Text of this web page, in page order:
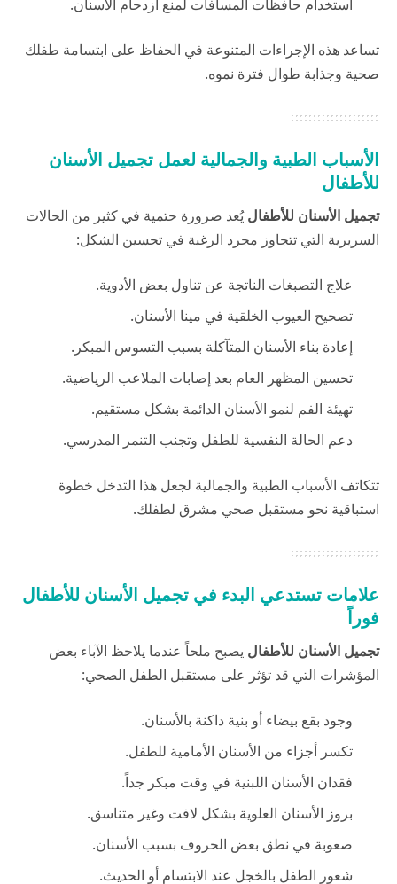
استخدام حافظات المسافات لمنع ازدحام الأسنان.
تساعد هذه الإجراءات المتنوعة في الحفاظ على ابتسامة طفلك
صحية وجذابة طوال فترة نموه.
الأسباب الطبية والجمالية لعمل تجميل الأسنان
للأطفال
تجميل الأسنان للأطفاليُعد ضرورة حتمية في كثير من الحالات
السريرية التي تتجاوز مجرد الرغبة في تحسين الشكل:
علاج التصبغات الناتجة عن تناول بعض الأدوية.
تصحيح العيوب الخلقية في مينا الأسنان.
إعادة بناء الأسنان المتآكلة بسبب التسوس المبكر.
تحسين المظهر العام بعد إصابات الملاعب الرياضية.
تهيئة الفم لنمو الأسنان الدائمة بشكل مستقيم.
دعم الحالة النفسية للطفل وتجنب التنمر المدرسي.
تتكاتف الأسباب الطبية والجمالية لجعل هذا التدخل خطوة
استباقية نحو مستقبل صحي مشرق لطفلك.
علامات تستدعي البدء في تجميل الأسنان للأطفال
فوراً
تجميل الأسنان للأطفال يصبح ملحاً عندما يلاحظ الآباء بعض
المؤشرات التي قد تؤثر على مستقبل الطفل الصحي:
وجود بقع بيضاء أو بنية داكنة بالأسنان.
تكسر أجزاء من الأسنان الأمامية للطفل.
فقدان الأسنان اللبنية في وقت مبكر جداً.
بروز الأسنان العلوية بشكل لافت وغير متناسق.
صعوبة في نطق بعض الحروف بسبب الأسنان.
شعور الطفل بالخجل عند الابتسام أو الحديث.